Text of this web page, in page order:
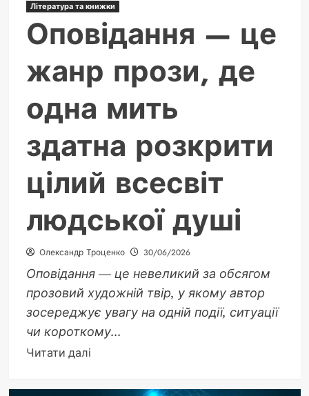
Література та книжки
Оповідання — це
жанр прози, де
одна мить
здатна розкрити
цілий всесвіт
людської душі
Олександр Троценко 30/06/2026
Оповідання — це невеликий за обсягом
прозовий художній твір, у якому автор
зосереджує увагу на одній події, ситуації
чи короткому...
Читати даліДокладніше
Оповідання